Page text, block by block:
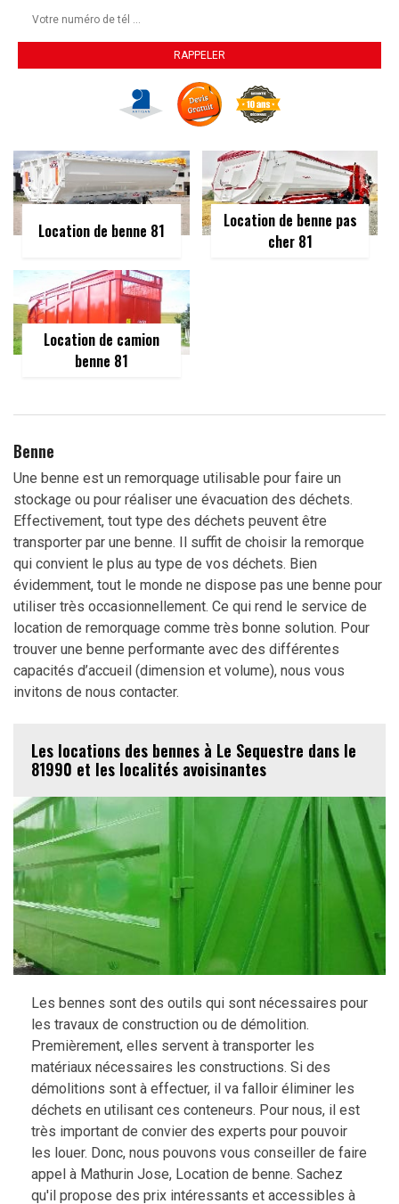
Location de benne 81
Location de benne pas
cher 81
Location de camion
benne 81
Benne
Une benne est un remorquage utilisable pour faire un
stockage ou pour réaliser une évacuation des déchets.
Effectivement, tout type des déchets peuvent être
transporter par une benne. Il suffit de choisir la remorque
qui convient le plus au type de vos déchets. Bien
évidemment, tout le monde ne dispose pas une benne pour
utiliser très occasionnellement. Ce qui rend le service de
location de remorquage comme très bonne solution. Pour
trouver une benne performante avec des différentes
capacités d’accueil (dimension et volume), nous vous
invitons de nous contacter.
Les locations des bennes à Le Sequestre dans le
81990 et les localités avoisinantes
Les bennes sont des outils qui sont nécessaires pour
les travaux de construction ou de démolition.
Premièrement, elles servent à transporter les
matériaux nécessaires les constructions. Si des
démolitions sont à effectuer, il va falloir éliminer les
déchets en utilisant ces conteneurs. Pour nous, il est
très important de convier des experts pour pouvoir
les louer. Donc, nous pouvons vous conseiller de faire
appel à Mathurin Jose, Location de benne. Sachez
qu'il propose des prix intéressants et accessibles à